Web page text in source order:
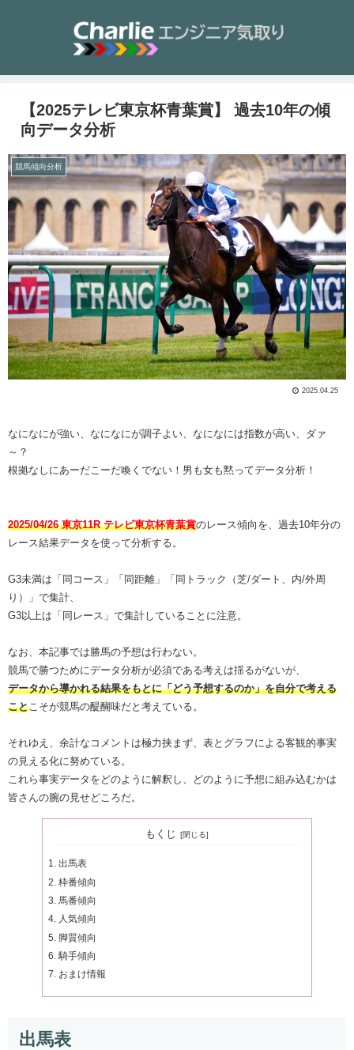
【2025テレビ東京杯青葉賞】 過去10年の傾
向データ分析
競馬傾向分析
2025.04.25
なになにが強い、なになにが調子よい、なになには指数が高い、ダァ
～？
根拠なしにあーだこーだ喚くでない！男も女も黙ってデータ分析！
2025/04/26 東京11R テレビ東京杯青葉賞のレース傾向を、過去10年分の
レース結果データを使って分析する。
G3未満は「同コース」「同距離」「同トラック（芝/ダート、内/外周
り）」で集計、
G3以上は「同レース」で集計していることに注意。
なお、本記事では勝馬の予想は行わない。
競馬で勝つためにデータ分析が必須である考えは揺るがないが、
データから導かれる結果をもとに「どう予想するのか」を自分で考える
ことこそが競馬の醍醐味だと考えている。
それゆえ、余計なコメントは極力挟まず、表とグラフによる客観的事実
の見える化に努めている。
これら事実データをどのように解釈し、どのように予想に組み込むかは
皆さんの腕の見せどころだ。
もくじ
出馬表
枠番傾向
馬番傾向
人気傾向
脚質傾向
騎手傾向
おまけ情報
出馬表